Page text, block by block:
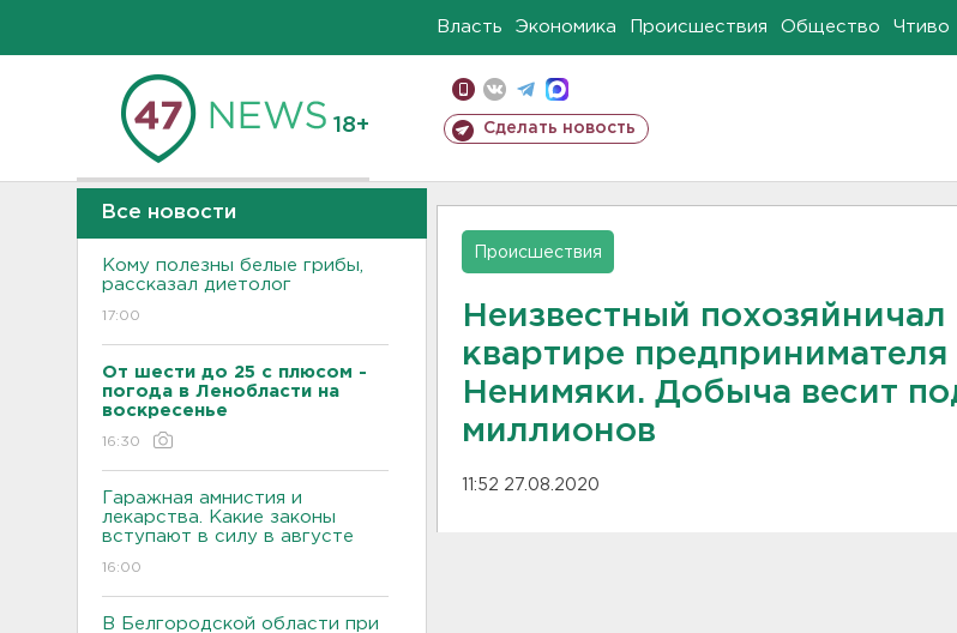
Власть Экономика Происшествия Общество Чтиво
18+ Сделать новость
Все новости
Кому полезны белые грибы,
рассказал диетолог
17:00
От шести до 25 с плюсом -
погода в Ленобласти на
воскресенье
16:30
Гаражная амнистия и
лекарства. Какие законы
вступают в силу в августе
16:00
В Белгородской области при
Происшествия
Неизвестный похозяйничал
квартире предпринимателя
Ненимяки. Добыча весит
миллионов
11:52 27.08.2020